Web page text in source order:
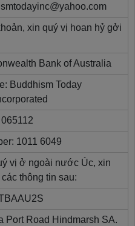
xin quý vị hoan hỷ gởi
Bank of Australia
Buddhism Today
1011 6049
vị ở ngoài nước Úc, xin
thông tin sau:
Port Road Hindmarsh SA.